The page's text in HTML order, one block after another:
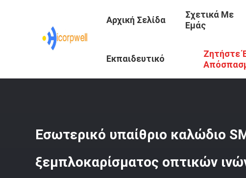
Αρχική Σελίδα
Σχετικά Με
Εμάς
Εκπαιδευτικό
Ζητήστε
Οπτικό Καλώδιο Ίνας Υάλου /
Εσωτερικό υπαίθριο καλώδιο
ξεμπλοκαρίσματος οπτικών